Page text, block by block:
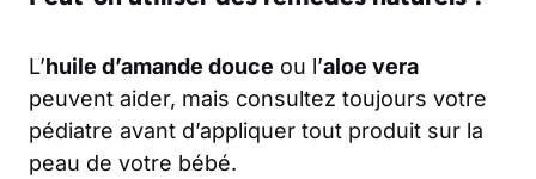
L’huile d’amande douce ou l’aloe vera
peuvent aider, mais consultez toujours votre
pédiatre avant d’appliquer tout produit sur la
peau de votre bébé.